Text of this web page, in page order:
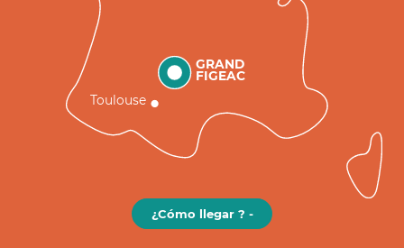
GRAND
FIGEAC
Toulouse
¿Cómo llegar ? -